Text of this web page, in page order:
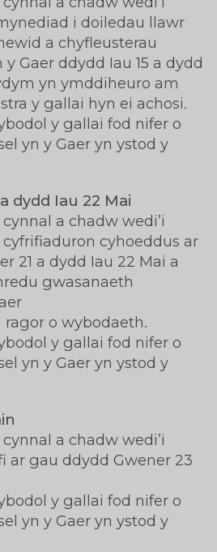
i doiledau llawr
a chyfleusterau
Gaer ddydd Iau 15 a dydd
yn ymddiheuro am
y gallai hyn ei achosi.
y gallai fod nifer o
yn y Gaer yn ystod y
dydd Iau 22 Mai
a chadw wedi’i
cyhoeddus ar
21 a dydd Iau 22 Mai a
gwasanaeth
o wybodaeth.
y gallai fod nifer o
yn y Gaer yn ystod y
a chadw wedi’i
ar gau ddydd Gwener 23
y gallai fod nifer o
yn y Gaer yn ystod y